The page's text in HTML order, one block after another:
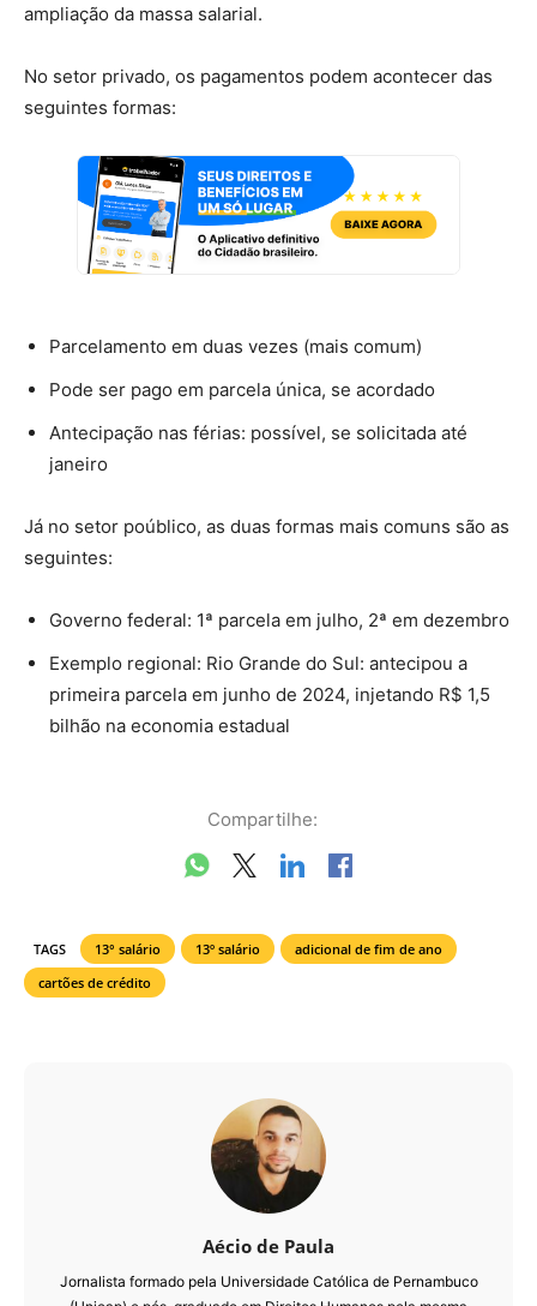
ampliação da massa salarial.
No setor privado, os pagamentos podem acontecer das
seguintes formas:
Parcelamento em duas vezes (mais comum)
Pode ser pago em parcela única, se acordado
Antecipação nas férias: possível, se solicitada até
janeiro
Já no setor poúblico, as duas formas mais comuns são as
seguintes:
Governo federal: 1ª parcela em julho, 2ª em dezembro
Exemplo regional: Rio Grande do Sul: antecipou a
primeira parcela em junho de 2024, injetando R$ 1,5
bilhão na economia estadual
Compartilhe:
TAGS 13° salário 13º salário
adicional de fim de ano
cartões de crédito
Aécio de Paula
Jornalista formado pela Universidade Católica de Pernambuco